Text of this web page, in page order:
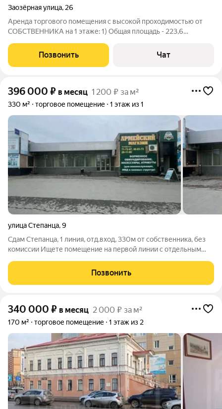
Заозёрная улица, 26
Аренда торгового помещения с высокой проходимостью от
СОБСТВЕННИКА на 1 этаже: 1) Общая площадь - 223,6
жилой массив, рядом остановка общественного транспорта,
есть парковка. 3) Первый этаж,
Позвонить Чат
396 000 ₽ в месяц 1 200 ₽ за м²
330 м² торговое помещение 1 этаж из 1
улица Степанца,9
Сдам Степанца, 1 линия, отд.вход, 330м от собственника, без
комиссии Ищете помещение на первой линии с отдельным
записывайтесь на просмотр сегодня, пока объект свободен!
Отличное торговое помещение
Позвонить
340 000 ₽ в месяц 2 000 ₽ за м²
170 м² торговое помещение 1 этаж из 2